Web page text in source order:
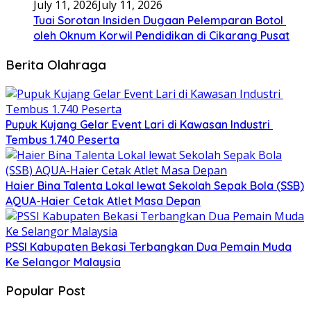
July 11, 2026July 11, 2026
Tuai Sorotan Insiden Dugaan Pelemparan Botol
oleh Oknum Korwil Pendidikan di Cikarang Pusat
Berita Olahraga
Pupuk Kujang Gelar Event Lari di Kawasan Industri
Tembus 1.740 Peserta
Haier Bina Talenta Lokal lewat Sekolah Sepak Bola (SSB)
AQUA-Haier Cetak Atlet Masa Depan
PSSI Kabupaten Bekasi Terbangkan Dua Pemain Muda
Ke Selangor Malaysia
Popular Post